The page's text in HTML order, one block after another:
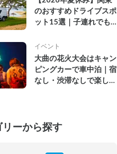
のおすすめドライブスポ
ット15選｜子連れでも
ルメ・温泉を徹底解説
イベント
大曲の花火大会はキャン
ピングカーで車中泊｜宿
なし・渋滞なしで楽しむ
リーから探す